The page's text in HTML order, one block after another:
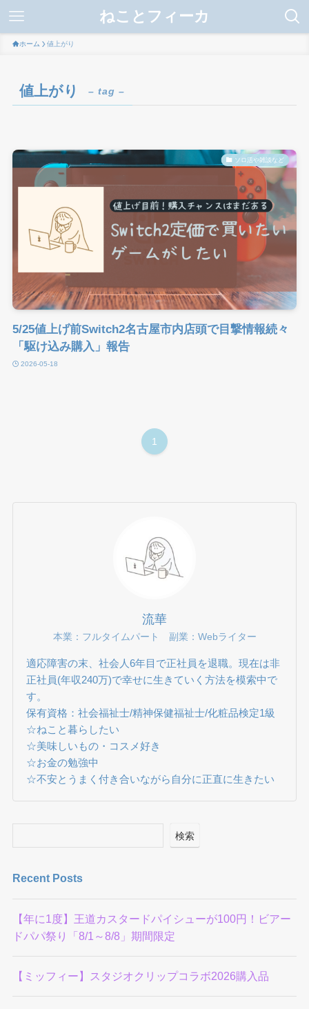
ねことフィーカ
ホーム 値上がり
値上がり – tag –
ソロ活や雑談など
5/25値上げ前Switch2名古屋市内店頭で目撃情報続々
「駆け込み購入」報告
2026-05-18
1
流華
本業：フルタイムパート 副業：Webライター
適応障害の末、社会人6年目で正社員を退職。現在は非
正社員(年収240万)で幸せに生きていく方法を模索中で
す。
保有資格：社会福祉士/精神保健福祉士/化粧品検定1級
☆ねこと暮らしたい
☆美味しいもの・コスメ好き
☆お金の勉強中
☆不安とうまく付き合いながら自分に正直に生きたい
検索
Recent Posts
【年に1度】王道カスタードパイシューが100円！ビアー
ドパパ祭り「8/1～8/8」期間限定
【ミッフィー】スタジオクリップコラボ2026購入品